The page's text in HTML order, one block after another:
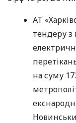
АТ
тендеру з
на суму